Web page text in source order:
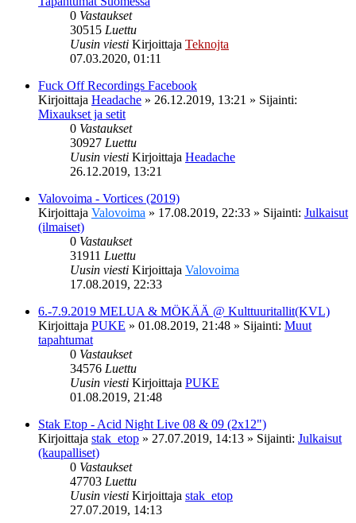
0 Vastaukset
30515 Luettu
Uusin viesti Kirjoittaja Teknojta
07.03.2020, 01:11
Fuck Off Recordings Facebook
Kirjoittaja Headache » 26.12.2019, 13:21 » Sijainti:
Mixaukset ja setit
0 Vastaukset
30927 Luettu
Uusin viesti Kirjoittaja Headache
26.12.2019, 13:21
Valovoima - Vortices (2019)
Kirjoittaja Valovoima » 17.08.2019, 22:33 » Sijainti: Julkaisut
(ilmaiset)
0 Vastaukset
31911 Luettu
Uusin viesti Kirjoittaja Valovoima
17.08.2019, 22:33
6.-7.9.2019 MELUA & MÖKÄÄ @ Kulttuuritallit(KVL)
Kirjoittaja PUKE » 01.08.2019, 21:48 » Sijainti: Muut
tapahtumat
0 Vastaukset
34576 Luettu
Uusin viesti Kirjoittaja PUKE
01.08.2019, 21:48
Stak Etop - Acid Night Live 08 & 09 (2x12")
Kirjoittaja stak_etop » 27.07.2019, 14:13 » Sijainti: Julkaisut
(kaupalliset)
0 Vastaukset
47703 Luettu
Uusin viesti Kirjoittaja stak_etop
27.07.2019, 14:13